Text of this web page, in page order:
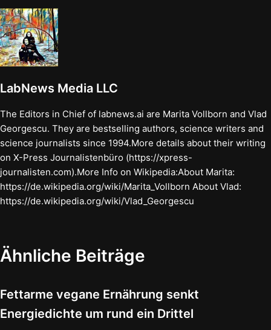
LabNews Media LLC
The Editors in Chief of labnews.ai are Marita Vollborn and Vlad
Georgescu. They are bestselling authors, science writers and
science journalists since 1994.More details about their writing
on X-Press Journalistenbüro (https://xpress-
journalisten.com).More Info on Wikipedia:About Marita:
https://de.wikipedia.org/wiki/Marita_Vollborn About Vlad:
https://de.wikipedia.org/wiki/Vlad_Georgescu
Ähnliche Beiträge
Fettarme vegane Ernährung senkt
Energiedichte um rund ein Drittel